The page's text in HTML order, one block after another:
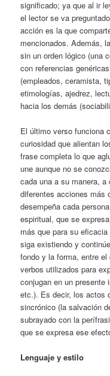
significado; ya que al ir
el lector se va
acción es la que
mencionados. Además,
sin un orden lógico (una
con referencias
(empleados, ceramista,
etimologías, ajedrez,
hacia los demás
El último verso funciona
curiosidad que alientan
frase completa lo que
une aunque no se
cada una a su manera,
diferentes acciones más
desempeña cada
espiritual, que se
más que para su
siga existiendo y
fondo y la forma, entre
verbos utilizados para
conjugan en un presente
etc.). Es decir, los actos
sincrónico (la salvación
subrayado con la
que se expresa ese
Lenguaje y estilo